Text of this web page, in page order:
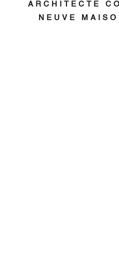
ARCHITECTE
NEUVE